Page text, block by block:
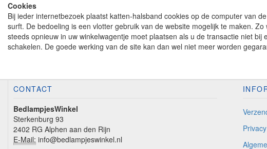
Cookies
Bij ieder internetbezoek plaatst katten-halsband cookies op de computer van
surft. De bedoeling is een vlotter gebruik van de website mogelijk te maken.
steeds opnieuw in uw winkelwagentje moet plaatsen als u de transactie niet
schakelen. De goede werking van de site kan dan wel niet meer worden
CONTACT
BedlampjesWinkel
Sterkenburg 93
2402 RG Alphen aan den Rijn
E-Mail: info@bedlampjeswinkel.nl